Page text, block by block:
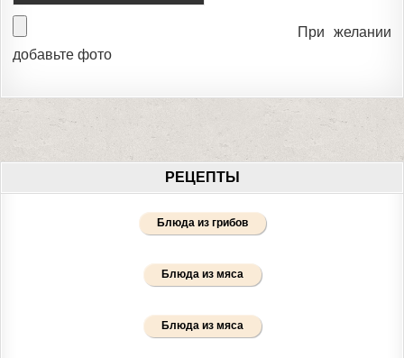
При желании
добавьте фото
РЕЦЕПТЫ
Блюда из грибов
Блюда из мяса
Блюда из мяса